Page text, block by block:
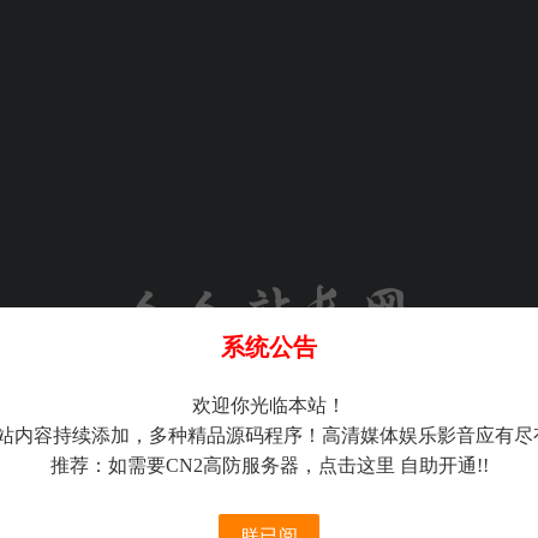
系统公告
欢迎你光临本站！
内容持续添加，多种精品源码程序！高清媒体娱乐影音应有尽
推荐：如需要CN2高防服务器， 点击这里 自助开通!!
密码登录